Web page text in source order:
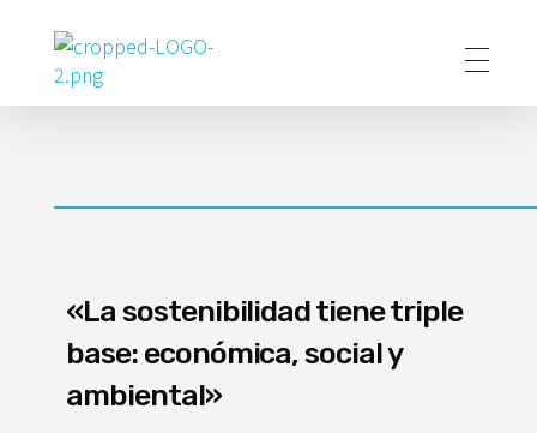
Poder Agropecuario
«La sostenibilidad tiene triple
base: económica, social y
ambiental»